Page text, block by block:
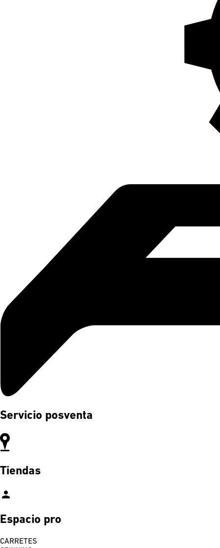
Servicio posventa
Tiendas
person
Espacio pro
CARRETES